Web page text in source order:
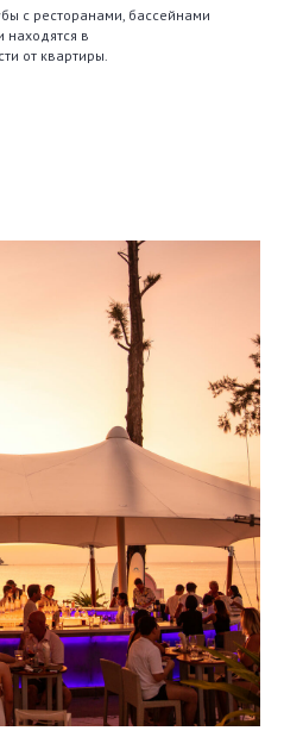
с ресторанами, бассейнами
в
от квартиры.